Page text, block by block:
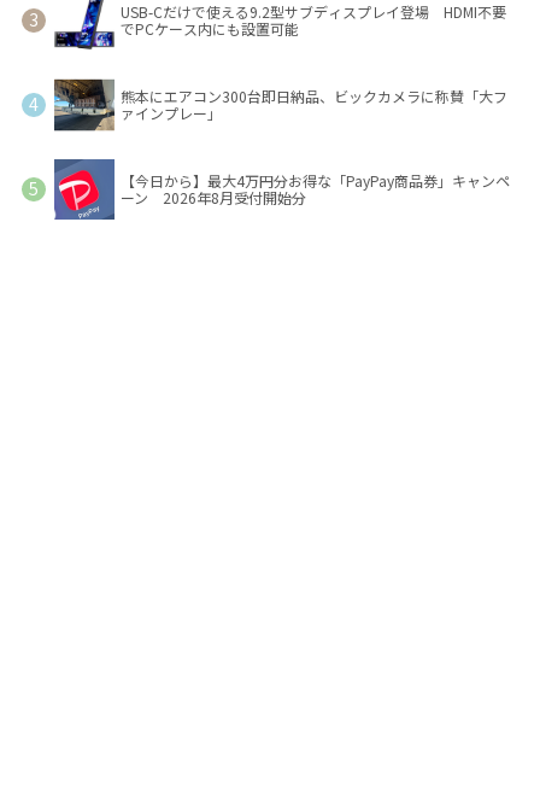
USB-Cだけで使える9.2型サブディスプレイ登場 HDMI不要
でPCケース内にも設置可能
熊本にエアコン300台即日納品、ビックカメラに称賛「大フ
ァインプレー」
【今日から】最大4万円分お得な「PayPay商品券」キャンペ
ーン 2026年8月受付開始分